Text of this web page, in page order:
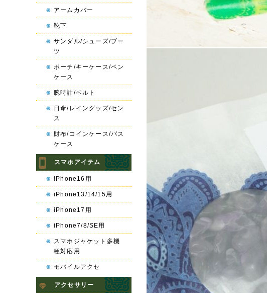
アームカバー
靴下
サンダル/シューズ/ブー
ツ
ポーチ/キーケース/ペン
ケース
腕時計/ベルト
日傘/レイングッズ/セン
ス
財布/コインケース/パス
ケース
スマホアイテム
iPhone16用
iPhone13/14/15用
iPhone17用
iPhone7/8/SE用
スマホジャケット多機
種対応用
モバイルアクセ
アクセサリー